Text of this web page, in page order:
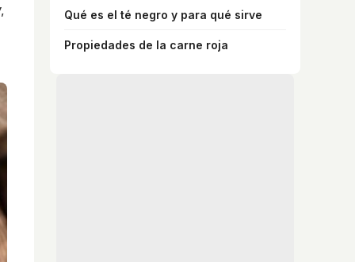
Qué es el té negro y para qué sirve
Propiedades de la carne roja